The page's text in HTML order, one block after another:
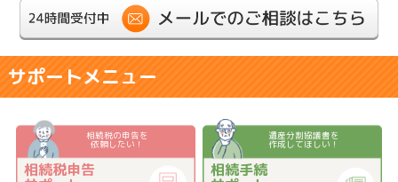
サポートメニュー
相続税の申告を
依頼したい！
相続税申告
遺産分割協議書を
作成してほしい！
相続手続